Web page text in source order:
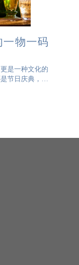
物一码
是一种文化的
节日庆典，酒
这个充满机遇
却屡禁不止，